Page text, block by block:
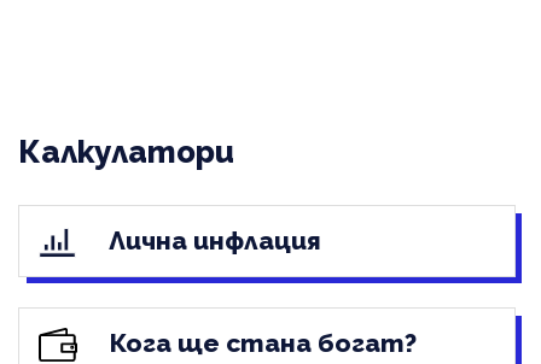
Калкулатори
Лична инфлация
Кога ще стана богат?